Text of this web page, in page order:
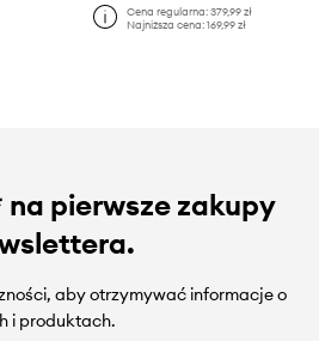
Cena regularna: 379,99 zł
Najniższa cena: 169,99 zł
pierwsze zakupy
aby otrzymywać informacje o
i produktach.